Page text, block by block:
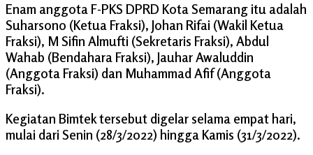
Enam anggota F-PKS DPRD Kota Semarang itu adalah
Suharsono (Ketua Fraksi), Johan Rifai (Wakil Ketua
Fraksi), M Sifin Almufti (Sekretaris Fraksi), Abdul
Wahab (Bendahara Fraksi), Jauhar Awaluddin
(Anggota Fraksi) dan Muhammad Afif (Anggota
Fraksi).
Kegiatan Bimtek tersebut digelar selama empat hari,
mulai dari Senin (28/3/2022) hingga Kamis (31/3/2022).